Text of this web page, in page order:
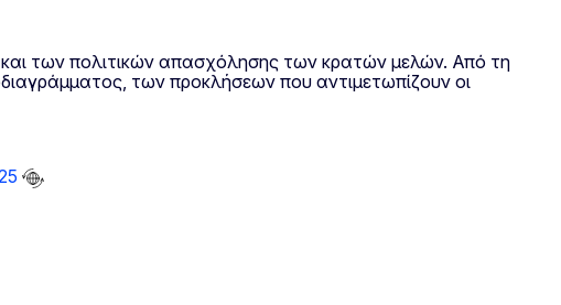
και των πολιτικών απασχόλησης των κρατών μελών. Από τη
των προκλήσεων που αντιμετωπίζουν οι